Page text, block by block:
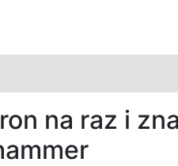
na raz i